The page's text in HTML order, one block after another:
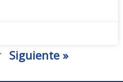
Siguiente »